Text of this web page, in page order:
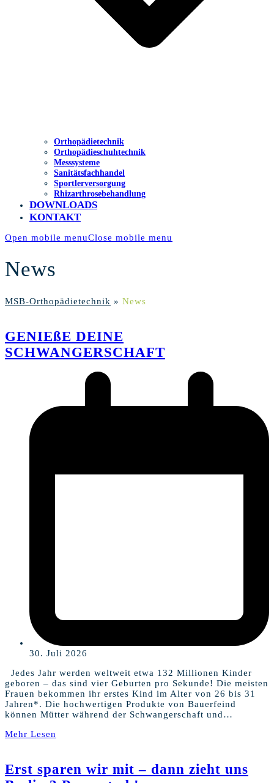
Orthopädietechnik
Orthopädieschuhtechnik
Messsysteme
Sanitätsfachhandel
Sportlerversorgung
Rhizarthrosebehandlung
DOWNLOADS
KONTAKT
Open mobile menuClose mobile menu
News
MSB-Orthopädietechnik » News
GENIEßE DEINE
SCHWANGERSCHAFT
30. Juli 2026
Jedes Jahr werden weltweit etwa 132 Millionen Kinder
geboren – das sind vier Geburten pro Sekunde! Die meisten
Frauen bekommen ihr erstes Kind im Alter von 26 bis 31
Jahren*. Die hochwertigen Produkte von Bauerfeind
können Mütter während der Schwangerschaft und…
Mehr Lesen
Erst sparen wir mit – dann zieht uns